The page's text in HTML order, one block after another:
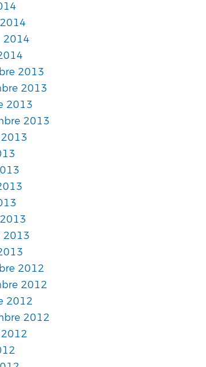
2014
2013
2013
2013
2013
2013
2012
2012
2012
2012